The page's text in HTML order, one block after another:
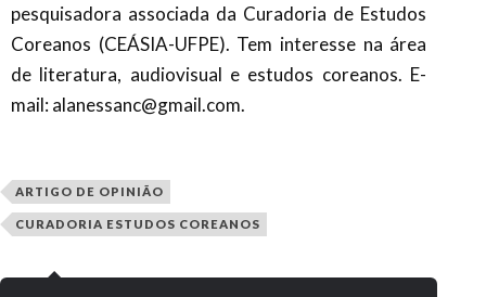
pesquisadora associada da Curadoria de Estudos
Coreanos (CEÁSIA-UFPE). Tem interesse na área
de literatura, audiovisual e estudos coreanos. E-
mail: alanessanc@gmail.com.
ARTIGO DE OPINIÃO
CURADORIA ESTUDOS COREANOS